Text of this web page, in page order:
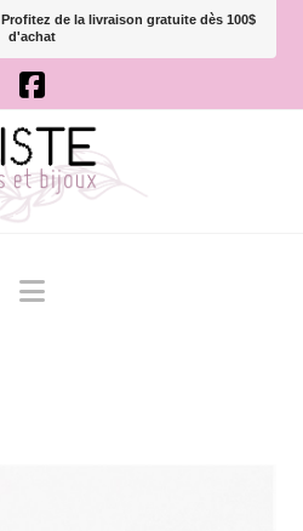
Profitez de la livraison gratuite dès 100$
d'achat
Navigation